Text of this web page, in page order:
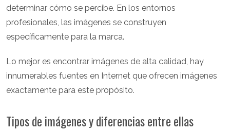
determinar cómo se percibe. En los entornos
profesionales, las imágenes se construyen
específicamente para la marca.
Lo mejor es encontrar imágenes de alta calidad, hay
innumerables fuentes en Internet que ofrecen imágenes
exactamente para este propósito.
Tipos de imágenes y diferencias entre ellas